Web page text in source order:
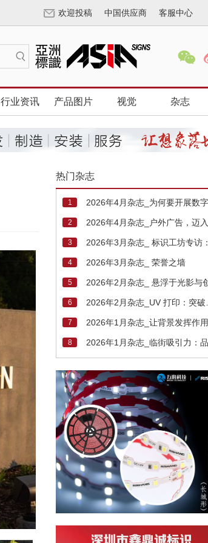
欢迎投稿 中国供应商 客服中心
行业资讯 产品图片 视觉 杂志
热门杂志
1
2
3
4 2026年3月杂志_ 荣誉之墙
5
6
7 2026年1月杂志_让背景发挥作用
8